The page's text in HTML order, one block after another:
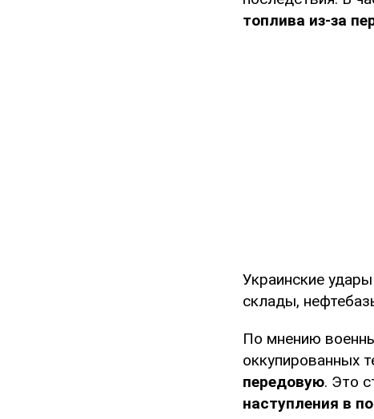
топлива из-за
Украинские
склады,
По мнению
оккупированных
передовую. Это
наступления в